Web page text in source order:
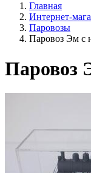
Главная
Интернет-
Паровозы
Паровоз Эм с
Паровоз